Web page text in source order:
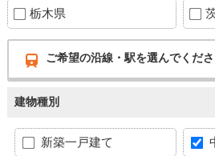
栃木県
ご希望の沿線・駅を選んでくだ
建物種別
新築一戸建て